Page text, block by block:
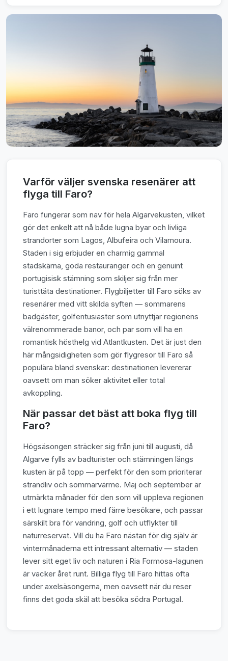
Varför väljer svenska resenärer att
flyga till Faro?
Faro fungerar som nav för hela Algarvekusten, vilket
gör det enkelt att nå både lugna byar och livliga
strandorter som Lagos, Albufeira och Vilamoura.
Staden i sig erbjuder en charmig gammal
stadskärna, goda restauranger och en genuint
portugisisk stämning som skiljer sig från mer
turisttäta destinationer. Flygbiljetter till Faro söks av
resenärer med vitt skilda syften — sommarens
badgäster, golfentusiaster som utnyttjar regionens
välrenommerade banor, och par som vill ha en
romantisk hösthelg vid Atlantkusten. Det är just den
här mångsidigheten som gör flygresor till Faro så
populära bland svenskar: destinationen levererar
oavsett om man söker aktivitet eller total
avkoppling.
När passar det bäst att boka flyg till
Faro?
Högsäsongen sträcker sig från juni till augusti, då
Algarve fylls av badturister och stämningen längs
kusten är på topp — perfekt för den som prioriterar
strandliv och sommarvärme. Maj och september är
utmärkta månader för den som vill uppleva regionen
i ett lugnare tempo med färre besökare, och passar
särskilt bra för vandring, golf och utflykter till
naturreservat. Vill du ha Faro nästan för dig själv är
vintermånaderna ett intressant alternativ — staden
lever sitt eget liv och naturen i Ria Formosa-lagunen
är vacker året runt. Billiga flyg till Faro hittas ofta
under axelsäsongerna, men oavsett när du reser
finns det goda skäl att besöka södra Portugal.